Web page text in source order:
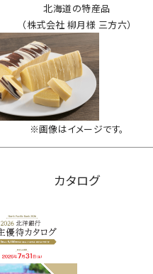
北海道の特産品
（株式会社 柳月様 三方六）
※画像はイメージです。
カタログ